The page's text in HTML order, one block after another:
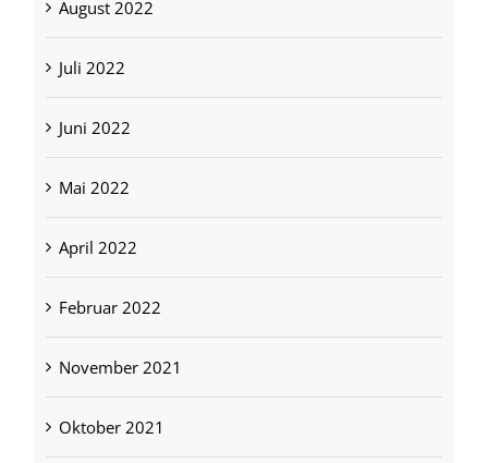
August 2022
Juli 2022
Juni 2022
Mai 2022
April 2022
Februar 2022
November 2021
Oktober 2021